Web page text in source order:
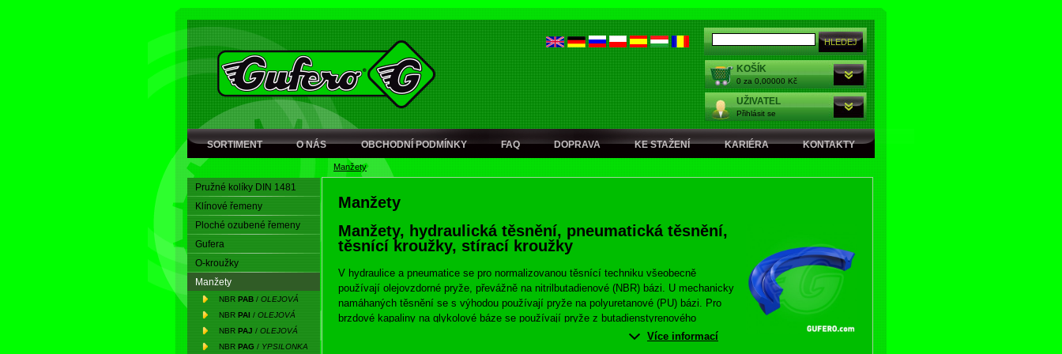
KOŠÍK
0 za 0,00000 Kč
UŽIVATEL
Přihlásit se
SORTIMENT O NÁS OBCHODNÍ PODMÍNKY FAQ DOPRAVA KE STAŽENÍ KARIÉRA KONTAKTY
Manžety
Pružné kolíky DIN 1481
Klínové řemeny
Ploché ozubené řemeny
Gufera
O-kroužky
Manžety
NBR PAB / OLEJOVÁ
NBR PAI / OLEJOVÁ
NBR PAJ / OLEJOVÁ
NBR PAG / YPSILONKA
Manžety
Manžety, hydraulická těsnění, pneumatická těsnění,
těsnící kroužky, stírací kroužky
V hydraulice a pneumatice se pro normalizovanou těsnící techniku všeobecně
používají olejovzdorné pryže, převážně na nitrilbutadienové (NBR) bázi. U mechanicky
namáhaných těsnění se s výhodou používají pryže na polyuretanové (PU) bázi. Pro
brzdové kapaliny na glykolové báze se používají pryže z butadienstyrenového
Více informací